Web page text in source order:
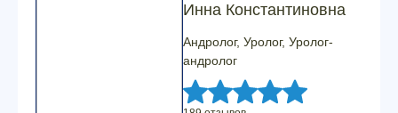
Инна Константиновна
Андролог, Уролог, Уролог-
андролог